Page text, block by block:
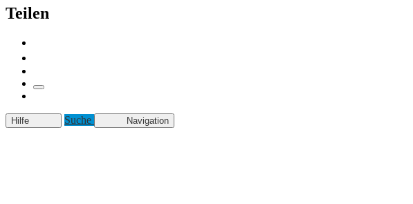
Teilen
Hilfe Suche Navigation